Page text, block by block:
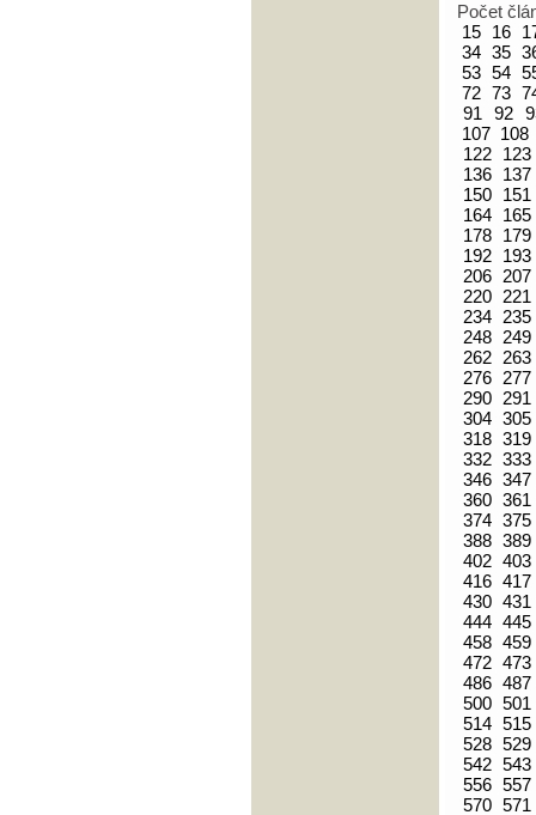
Počet
15 16
34 35
53 54
72 73
91
92
107 108
122
123
136
137
150
151
164
165
178
179
192
193
206 207
220
221
234
235
248
249
262
263
276
277
290
291
304 305
318 319
332 333
346 347
360 361
374 375
388 389
402 403
416 417
430 431
444 445
458 459
472 473
486 487
500 501
514 515
528 529
542 543
556 557
570 571